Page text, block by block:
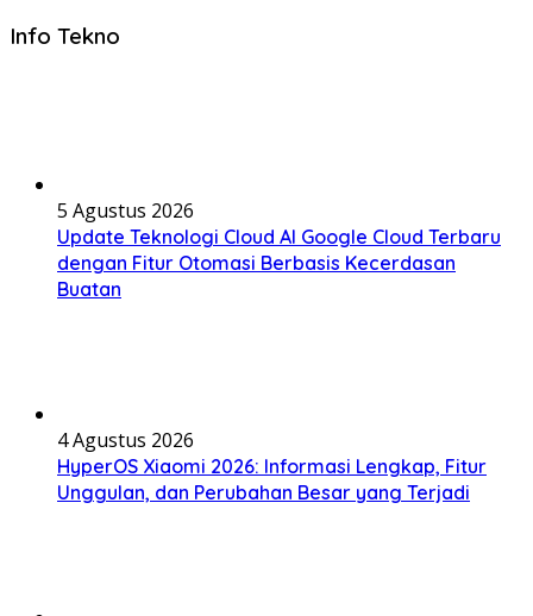
Info Tekno
5 Agustus 2026
Update Teknologi Cloud AI Google Cloud Terbaru
dengan Fitur Otomasi Berbasis Kecerdasan
Buatan
4 Agustus 2026
HyperOS Xiaomi 2026: Informasi Lengkap, Fitur
Unggulan, dan Perubahan Besar yang Terjadi